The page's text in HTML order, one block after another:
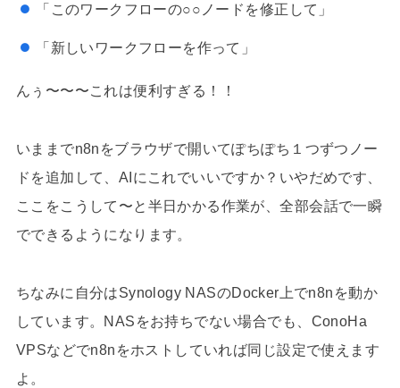
「このワークフローの○○ノードを修正して」
「新しいワークフローを作って」
んぅ〜〜〜これは便利すぎる！！
いままでn8nをブラウザで開いてぽちぽち１つずつノー
ドを追加して、AIにこれでいいですか？いやだめです、
ここをこうして〜と半日かかる作業が、全部会話で一瞬
でできるようになります。
ちなみに自分はSynology NASのDocker上でn8nを動か
しています。NASをお持ちでない場合でも、ConoHa
VPSなどでn8nをホストしていれば同じ設定で使えます
よ。